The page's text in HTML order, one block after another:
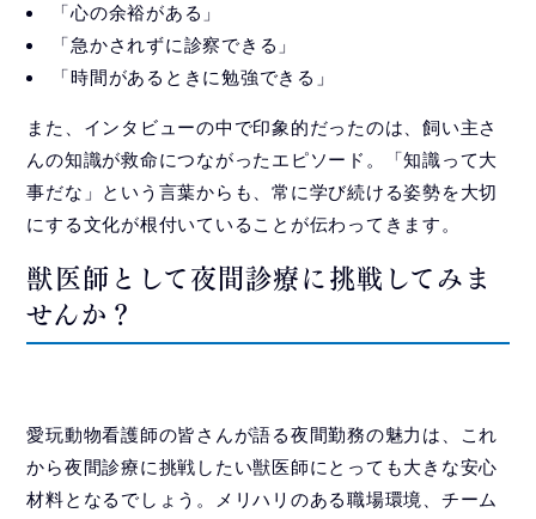
「心の余裕がある」
「急かされずに診察できる」
「時間があるときに勉強できる」
また、インタビューの中で印象的だったのは、飼い主さ
んの知識が救命につながったエピソード。「知識って大
事だな」という言葉からも、常に学び続ける姿勢を大切
にする文化が根付いていることが伝わってきます。
獣医師として夜間診療に挑戦してみま
せんか？
愛玩動物看護師の皆さんが語る夜間勤務の魅力は、これ
から夜間診療に挑戦したい獣医師にとっても大きな安心
材料となるでしょう。メリハリのある職場環境、チーム